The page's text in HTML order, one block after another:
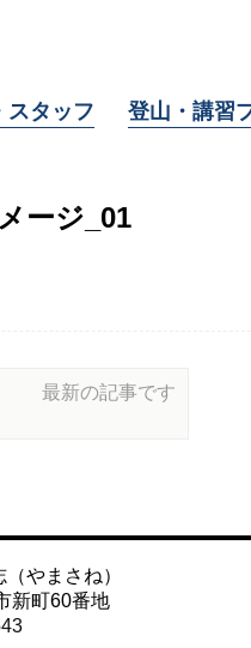
スタッフ 登山・講習
ージ_01
最新の記事です
やまさね）
新町60番地